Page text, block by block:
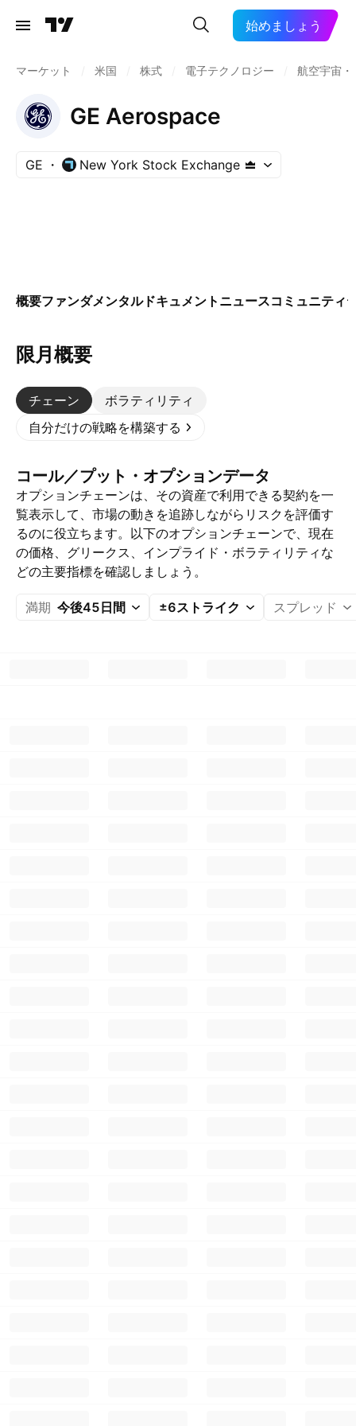
始めましょう
マーケット 米国 株式 電子テクノロジー 航空宇宙・
GE Aerospace
GE New York Stock Exchange
概要ファンダメンタルドキュメント ニュースコミュニティ
限月概要
チェーン
ボラティリティ
自分だけの戦略を構築する
コール／プット・オプションデータ
オプションチェーンは、その資産で利用できる契約を一
覧表示して、市場の動きを追跡しながらリスクを評価す
るのに役立ちます。以下のオプションチェーンで、現在
の価格、グリークス、インプライド・ボラティリティな
どの主要指標を確認しましょう。
満期 今後45日間 ±6ストライク スプレッド